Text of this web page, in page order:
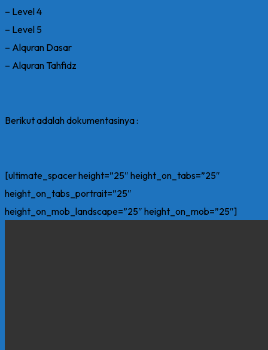
– Level 4
– Level 5
– Alquran Dasar
– Alquran Tahfidz
Berikut adalah dokumentasinya :
[ultimate_spacer height=”25″ height_on_tabs=”25″
height_on_tabs_portrait=”25″
height_on_mob_landscape=”25″ height_on_mob=”25″]